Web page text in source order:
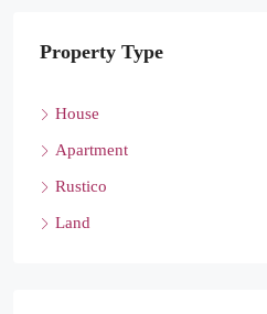
Property Type
House
Apartment
Rustico
Land